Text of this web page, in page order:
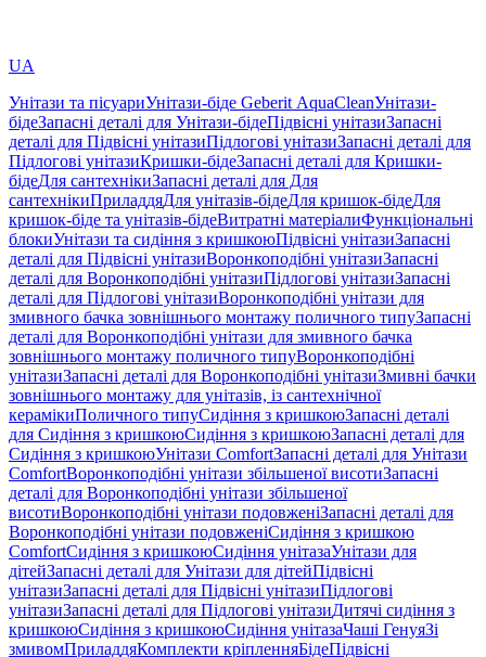
UA
Унітази та пісуариУнітази-біде Geberit AquaCleanУнітази-
бідеЗапасні деталі для Унітази-бідеПідвісні унітазиЗапасні
деталі для Підвісні унітазиПідлогові унітазиЗапасні деталі для
Підлогові унітазиКришки-бідеЗапасні деталі для Кришки-
бідеДля сантехнікиЗапасні деталі для Для
сантехнікиПриладдяДля унітазів-бідеДля кришок-бідеДля
кришок-біде та унітазів-бідеВитратні матеріалиФункціональні
блокиУнітази та сидіння з кришкоюПідвісні унітазиЗапасні
деталі для Підвісні унітазиВоронкоподібні унітазиЗапасні
деталі для Воронкоподібні унітазиПідлогові унітазиЗапасні
деталі для Підлогові унітазиВоронкоподібні унітази для
змивного бачка зовнішнього монтажу поличного типуЗапасні
деталі для Воронкоподібні унітази для змивного бачка
зовнішнього монтажу поличного типуВоронкоподібні
унітазиЗапасні деталі для Воронкоподібні унітазиЗмивні бачки
зовнішнього монтажу для унітазів, із сантехнічної
керамікиПоличного типуСидіння з кришкоюЗапасні деталі
для Сидіння з кришкоюСидіння з кришкоюЗапасні деталі для
Сидіння з кришкоюУнітази ComfortЗапасні деталі для Унітази
ComfortВоронкоподібні унітази збільшеної висотиЗапасні
деталі для Воронкоподібні унітази збільшеної
висотиВоронкоподібні унітази подовженіЗапасні деталі для
Воронкоподібні унітази подовженіСидіння з кришкою
ComfortСидіння з кришкоюСидіння унітазаУнітази для
дітейЗапасні деталі для Унітази для дітейПідвісні
унітазиЗапасні деталі для Підвісні унітазиПідлогові
унітазиЗапасні деталі для Підлогові унітазиДитячі сидіння з
кришкоюСидіння з кришкоюСидіння унітазаЧаші ГенуяЗі
змивомПриладдяКомплекти кріпленняБідеПідвісні